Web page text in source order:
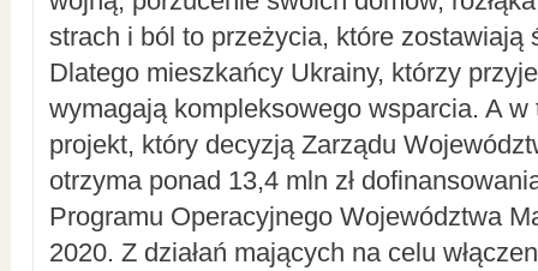
strach i ból to przeżycia, które zostawiają
Dlatego mieszkańcy Ukrainy, którzy
wymagają kompleksowego wsparcia. A w
projekt, który decyzją Zarządu
otrzyma ponad 13,4 mln zł
Programu Operacyjnego Województwa
2020. Z działań mających na celu